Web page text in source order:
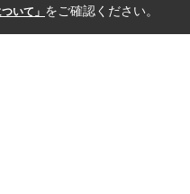
いて」 をご確認ください。